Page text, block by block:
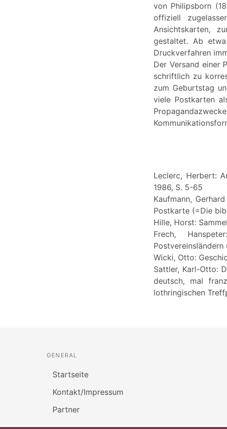
von Philipsborn
offiziell
Ansichtskarten,
gestaltet. Ab
Druckverfahren
Der Versand einer
schriftlich zu
zum Geburtstag
viele Postkarten
Leclerc, Herbert:
1986, S. 5-65
Kaufmann,
Postkarte (=Die
Hille, Horst:
Frech,
Postvereinsländern
Wicki, Otto:
Sattler, Karl-Otto:
deutsch, mal
lothringischen
GENERAL
Startseite
Kontakt/Impressum
Partner